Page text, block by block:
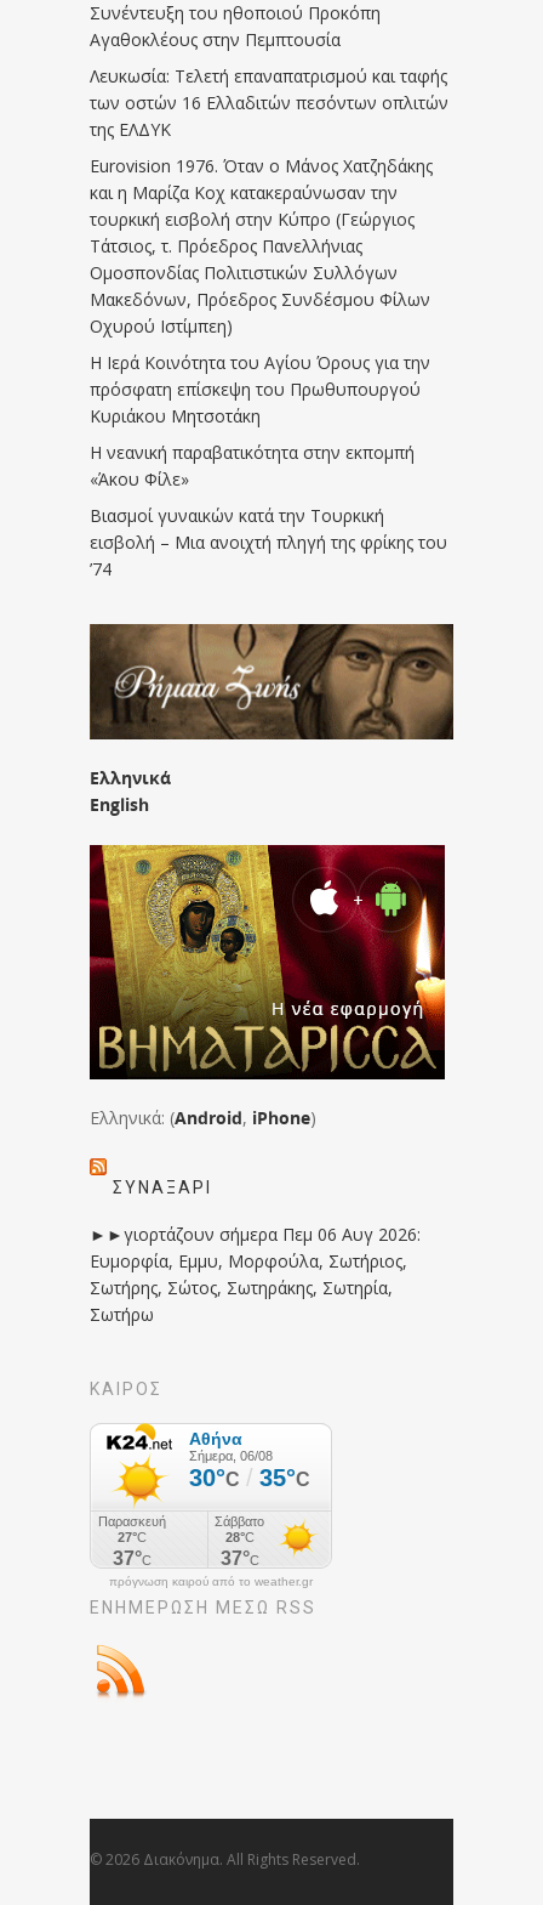
Συνέντευξη του ηθοποιού Προκόπη
Αγαθοκλέους στην Πεμπτουσία
Λευκωσία: Τελετή επαναπατρισμού και ταφής
των οστών 16 Ελλαδιτών πεσόντων οπλιτών
της ΕΛΔΥΚ
Eurovision 1976. Όταν ο Μάνος Χατζηδάκης
και η Μαρίζα Κοχ κατακεραύνωσαν την
τουρκική εισβολή στην Κύπρο (Γεώργιος
Τάτσιος, τ. Πρόεδρος Πανελλήνιας
Ομοσπονδίας Πολιτιστικών Συλλόγων
Μακεδόνων, Πρόεδρος Συνδέσμου Φίλων
Οχυρού Ιστίμπεη)
Η Ιερά Κοινότητα του Αγίου Όρους για την
πρόσφατη επίσκεψη του Πρωθυπουργού
Κυριάκου Μητσοτάκη
Η νεανική παραβατικότητα στην εκπομπή
«Άκου Φίλε»
Βιασμοί γυναικών κατά την Τουρκική
εισβολή – Μια ανοιχτή πληγή της φρίκης του
’74
Ελληνικά
English
Ελληνικά: (Android, iPhone)
ΣΥΝΑΞΆΡΙ
►►γιορτάζουν σήμερα Πεμ 06 Αυγ 2026:
Ευμορφία, Εμμυ, Μορφούλα, Σωτήριος,
Σωτήρης, Σώτος, Σωτηράκης, Σωτηρία,
Σωτήρω
ΚΑΙΡΟΣ
πρόγνωση καιρού από το weather.gr
ΕΝΗΜΈΡΩΣΉ ΜΕΣΩ RSS
© 2026 Διακόνημα. All Rights Reserved.